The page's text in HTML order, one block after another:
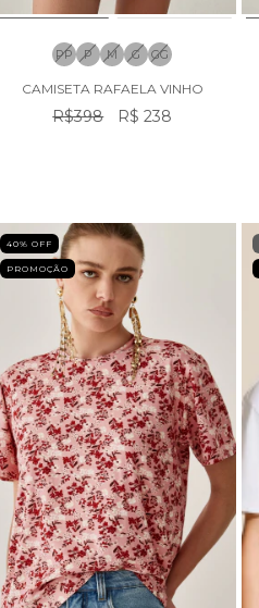
PP P M G GG
CAMISETA RAFAELA VINHO
R$398 R$ 238
40% OFF
PROMOÇÃO